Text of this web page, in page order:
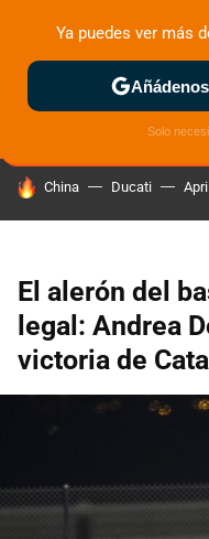
ZONA DE PRUEBAS
HOY SE HABLA DE
China Ducati
El alerón del
legal: Andrea
victoria de
Ya puedes ver más
Solo